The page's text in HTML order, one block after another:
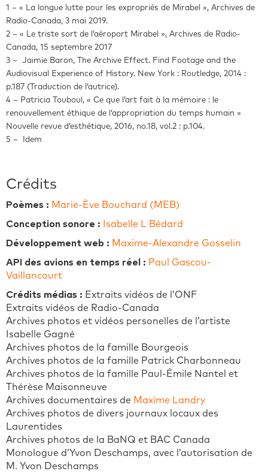
1 – « La longue lutte pour les expropriés de Mirabel », Archives de
Radio-Canada, 3 mai 2019.
2 – « Le triste sort de l’aéroport Mirabel », Archives de Radio-
Canada, 15 septembre 2017
3 – Jaimie Baron, The Archive Effect. Find Footage and the
Audiovisual Experience of History. New York : Routledge, 2014 :
p.187 (Traduction de l’autrice).
4 – Patricia Touboul, « Ce que l’art fait à la mémoire : le
renouvellement éthique de l’appropriation du temps humain »
Nouvelle revue d’esthétique, 2016, no.18, vol.2 : p.104.
5 – Idem
Crédits
Poèmes : Marie-Ève Bouchard (MEB)
Conception sonore :
Isabelle L Bédard
Développement web : Maxime-Alexandre Gosselin
API des avions en temps réel : Paul Gascou-
Vaillancourt
Crédits médias : Extraits vidéos de l’ONF
Extraits vidéos de Radio-Canada
Archives photos et vidéos personelles de l’artiste
Isabelle Gagné
Archives photos de la famille Bourgeois
Archives photos de la famille Patrick Charbonneau
Archives photos de la famille Paul-Émile Nantel et
Thérèse Maisonneuve
Archives documentaires de Maxime Landry
Archives photos de divers journaux locaux des
Laurentides
Archives photos de la BaNQ et BAC Canada
Monologue d’Yvon Deschamps, avec l’autorisation de
M. Yvon Deschamps